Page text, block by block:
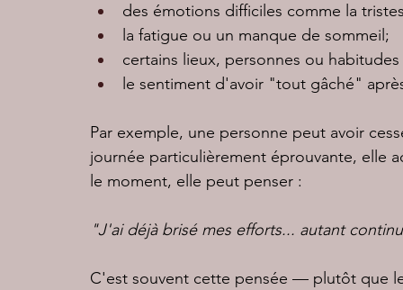
des émotions difficiles comme la
la fatigue ou un manque de sommeil;
certains lieux, personnes ou
le sentiment d'avoir "tout gâché"
Par exemple, une personne peut avoir
journée particulièrement éprouvante, elle
le moment, elle peut penser :
"J'ai déjà brisé mes efforts... autant
C'est souvent cette pensée — plutôt que